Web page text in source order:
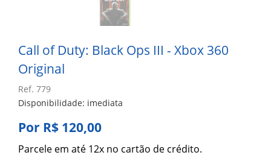
Call of Duty: Black Ops III - Xbox 360
Original
Ref. 779
Disponibilidade: imediata
Por R$ 120,00
Parcele em até 12x no cartão de crédito.